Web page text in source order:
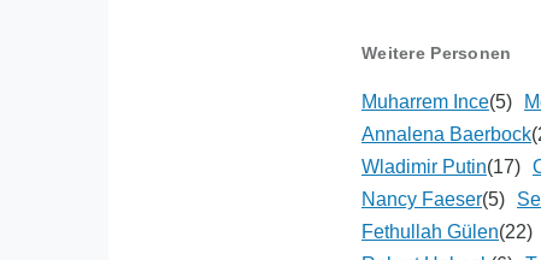
Weitere Personen
Muharrem Ince(5)
Annalena Baerbock
Wladimir Putin(17)
Nancy Faeser(5)
Fethullah Gülen(22)